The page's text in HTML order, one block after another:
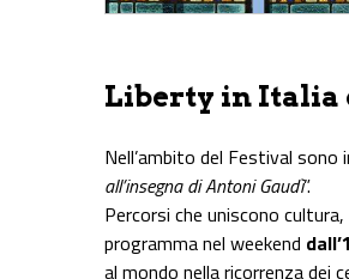
Liberty in Italia
Nell’ambito del Festival sono
all’insegna di Antoni Gaudì”.
Percorsi che uniscono
programma nel weekend
al mondo nella ricorrenza dei